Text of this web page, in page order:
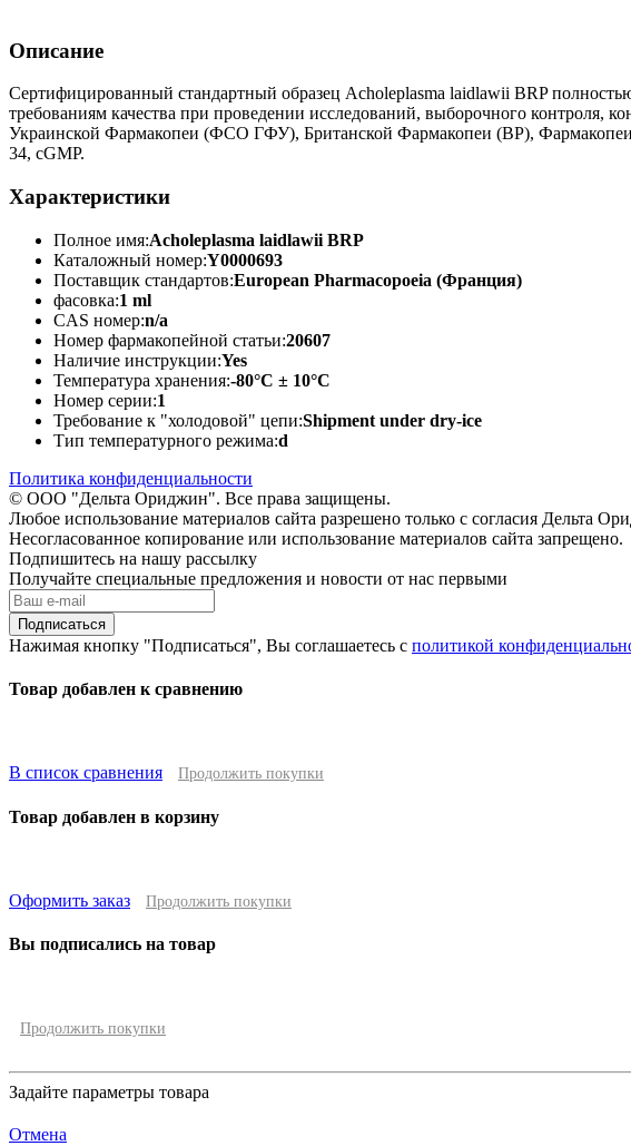
Описание
Сертифицированный стандартный образец Acholeplasma laidlawii BRP
требованиям качества при проведении исследований, выборочного контроля,
Украинской Фармакопеи (ФСО ГФУ), Британской Фармакопеи (BP),
34, cGMP.
Характеристики
Полное имя:Acholeplasma laidlawii BRP
Каталожный номер:Y0000693
Поставщик стандартов:European Pharmacopoeia (Франция)
фасовка:1 ml
CAS номер:n/a
Номер фармакопейной статьи:20607
Наличие инструкции:Yes
Температура хранения:-80°C ± 10°C
Номер серии:1
Требование к "холодовой" цепи:Shipment under dry-ice
Тип температурного режима:d
Политика конфиденциальности
© ООО "Дельта Ориджин". Все права защищены.
Любое использование материалов сайта разрешено только с согласия Дельта
Несогласованное копирование или использование материалов сайта запрещено.
Подпишитесь на нашу рассылку
Получайте специальные предложения и новости от нас первыми
Подписаться
Нажимая кнопку "Подписаться", Вы соглашаетесь с политикой
Товар добавлен к сравнению
В список сравнения Продолжить покупки
Товар добавлен в корзину
Оформить заказ Продолжить покупки
Вы подписались на товар
Продолжить покупки
Задайте параметры товара
Отмена